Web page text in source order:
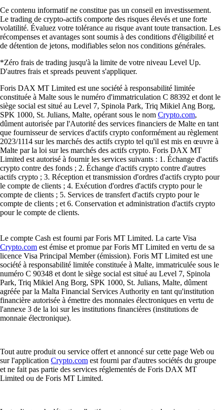
Ce contenu informatif ne constitue pas un conseil en investissement.
Le trading de crypto-actifs comporte des risques élevés et une forte
volatilité. Évaluez votre tolérance au risque avant toute transaction. Les
récompenses et avantages sont soumis à des conditions d'éligibilité et
de détention de jetons, modifiables selon nos conditions générales.
*Zéro frais de trading jusqu'à la limite de votre niveau Level Up.
D'autres frais et spreads peuvent s'appliquer.
Foris DAX MT Limited est une société à responsabilité limitée
constituée à Malte sous le numéro d'immatriculation C 88392 et dont le
siège social est situé au Level 7, Spinola Park, Triq Mikiel Ang Borg,
SPK 1000, St. Julians, Malte, opérant sous le nom Crypto.com,
dûment autorisée par l'Autorité des services financiers de Malte en tant
que fournisseur de services d'actifs crypto conformément au règlement
2023/1114 sur les marchés des actifs crypto tel qu'il est mis en œuvre à
Malte par la loi sur les marchés des actifs crypto. Foris DAX MT
Limited est autorisé à fournir les services suivants : 1. Échange d'actifs
crypto contre des fonds ; 2. Échange d'actifs crypto contre d'autres
actifs crypto ; 3. Réception et transmission d'ordres d'actifs crypto pour
le compte de clients ; 4. Exécution d'ordres d'actifs crypto pour le
compte de clients ; 5. Services de transfert d'actifs crypto pour le
compte de clients ; et 6. Conservation et administration d'actifs crypto
pour le compte de clients.
Le compte Cash est fourni par Foris MT Limited. La carte Visa
Crypto.com est émise et promue par Foris MT Limited en vertu de sa
licence Visa Principal Member (émission). Foris MT Limited est une
société à responsabilité limitée constituée à Malte, immatriculée sous le
numéro C 90348 et dont le siège social est situé au Level 7, Spinola
Park, Triq Mikiel Ang Borg, SPK 1000, St. Julians, Malte, dûment
agréée par la Malta Financial Services Authority en tant qu'institution
financière autorisée à émettre des monnaies électroniques en vertu de
l'annexe 3 de la loi sur les institutions financières (institutions de
monnaie électronique).
Tout autre produit ou service offert et annoncé sur cette page Web ou
sur l'application Crypto.com est fourni par d'autres sociétés du groupe
et ne fait pas partie des services réglementés de Foris DAX MT
Limited ou de Foris MT Limited.